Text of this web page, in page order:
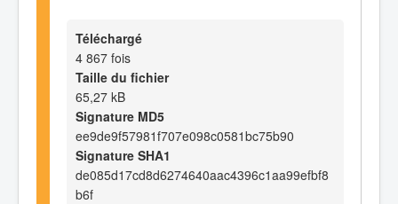
Téléchargé
4 867 fois
Taille du fichier
65,27 kB
Signature MD5
ee9de9f57981f707e098c0581bc75b90
Signature SHA1
de085d17cd8d6274640aac4396c1aa99efbf8
b6f